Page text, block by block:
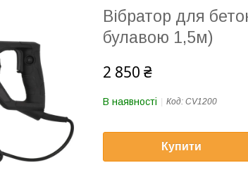
Вібратор для
булавою 1,5м)
2 850 ₴
В наявності Код: CV1200
Купити